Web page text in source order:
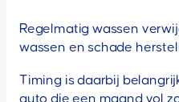
Regelmatig wassen
wassen en schade
Timing is daarbij